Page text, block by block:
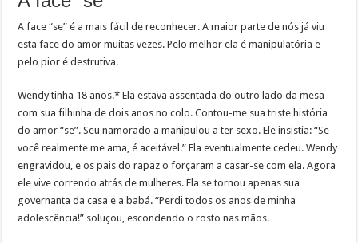
A face “se” é a mais fácil de reconhecer. A maior parte de nós já viu
esta face do amor muitas vezes. Pelo melhor ela é manipulatória e
pelo pior é destrutiva.
Wendy tinha 18 anos.* Ela estava assentada do outro lado da mesa
com sua filhinha de dois anos no colo. Contou-me sua triste história
do amor “se”. Seu namorado a manipulou a ter sexo. Ele insistia: “Se
você realmente me ama, é aceitável.” Ela eventualmente cedeu. Wendy
engravidou, e os pais do rapaz o forçaram a casar-se com ela. Agora
ele vive correndo atrás de mulheres. Ela se tornou apenas sua
governanta da casa e a babá. “Perdi todos os anos de minha
adolescência!” soluçou, escondendo o rosto nas mãos.